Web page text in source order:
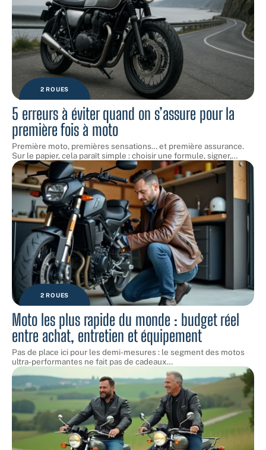
2 ROUES
5 erreurs à éviter quand on s’assure pour la
première fois à moto
Première moto, premières sensations… et première assurance.
Sur le papier, cela paraît simple : choisir une formule, signer,…
2 ROUES
Moto les plus rapide du monde : budget réel
entre achat, entretien et équipement
Pas de place ici pour les demi-mesures : le segment des motos
ultra-performantes ne fait pas de cadeaux…